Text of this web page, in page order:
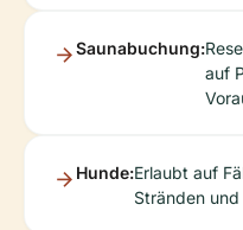
Saunabuchung:
auf
Hunde:Erlaubt auf
Stränden